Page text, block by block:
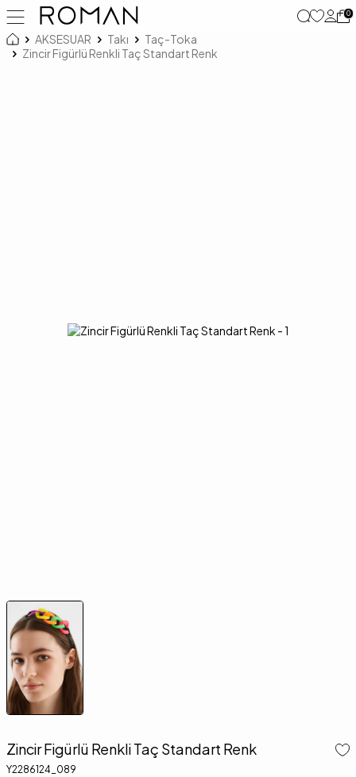
0
AKSESUAR Takı
Taç-Toka
Zincir Figürlü Renkli Taç Standart Renk
Zincir Figürlü Renkli Taç Standart Renk
Y2286124_089